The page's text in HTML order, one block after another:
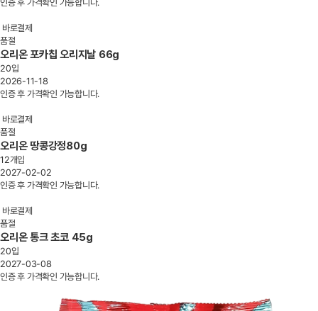
인증 후 가격확인 가능합니다.
바로결제
품절
오리온 포카칩 오리지날 66g
20입
2026-11-18
인증 후 가격확인 가능합니다.
바로결제
품절
오리온 땅콩강정80g
12개입
2027-02-02
인증 후 가격확인 가능합니다.
바로결제
품절
오리온 통크 초코 45g
20입
2027-03-08
인증 후 가격확인 가능합니다.